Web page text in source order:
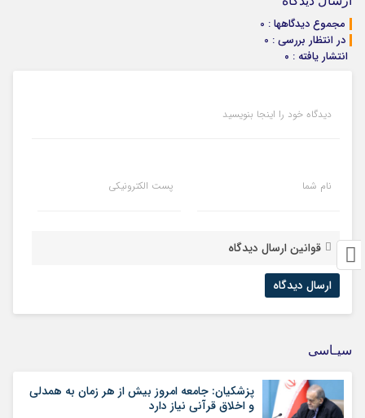
مجموع دیدگاهها : 0
در انتظار بررسی : 0
انتشار یافته : ۰
دیدگاه خود را اینجا بنویسید
نام شما پست الکترونیکی
قوانین ارسال دیدگاه
سیـاسی
پزشکیان: جامعه امروز بیش از هر زمان به همدلی
و اخلاق قرآنی نیاز دارد